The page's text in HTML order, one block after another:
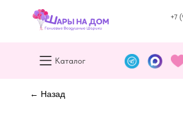
+7
Каталог
← Назад